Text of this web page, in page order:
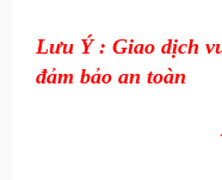
Lưu Ý : Giao dịch
đảm bảo an toàn